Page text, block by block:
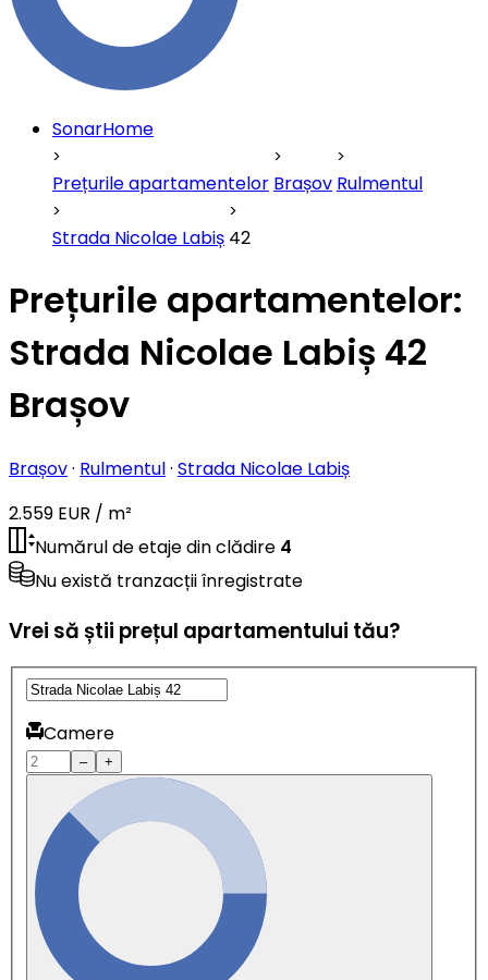
SonarHome
Prețurile apartamentelor Brașov Rulmentul
Strada Nicolae Labiș 42
Prețurile apartamentelor:
Strada Nicolae Labiș 42
Brașov
Brașov· Rulmentul· Strada Nicolae Labiș
2.559 EUR / m²
Numărul de etaje din clădire 4
Nu există tranzacții înregistrate
Vrei să știi prețul apartamentului tău?
Camere
– +